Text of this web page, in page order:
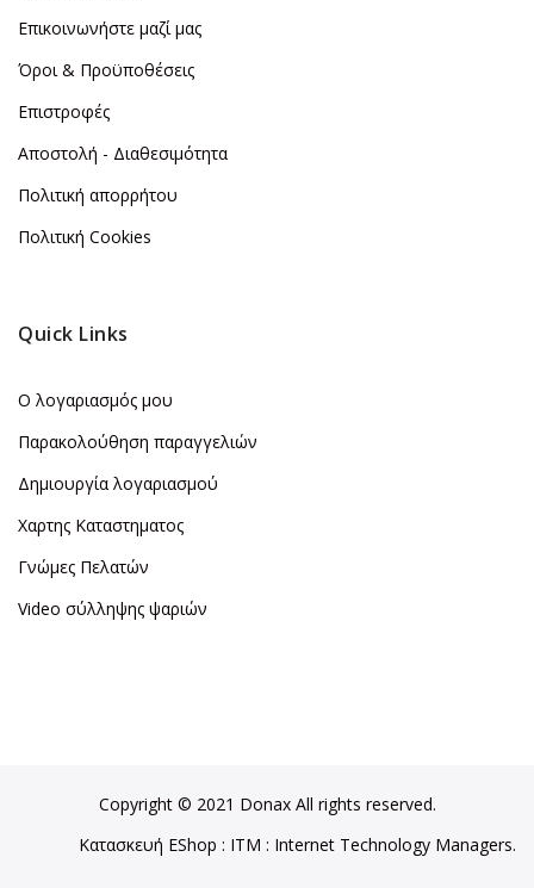
Επικοινωνήστε μαζί μας
Όροι & Προϋποθέσεις
Επιστροφές
Αποστολή - Διαθεσιμότητα
Πολιτική απορρήτου
Πολιτική Cookies
Quick Links
Ο λογαριασμός μου
Παρακολούθηση παραγγελιών
Δημιουργία λογαριασμού
Χαρτης Καταστηματος
Γνώμες Πελατών
Video σύλληψης ψαριών
Copyright © 2021 Donax All rights reserved.
Κατασκευή EShop : ITM : Internet Technology Managers.